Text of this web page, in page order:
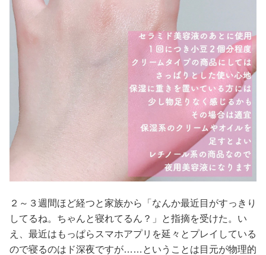
２～３週間ほど経つと家族から「なんか最近目がすっきり
してるね。ちゃんと寝れてるん？」と指摘を受けた。い
え、最近はもっぱらスマホアプリを延々とプレイしている
ので寝るのはド深夜ですが……ということは目元が物理的